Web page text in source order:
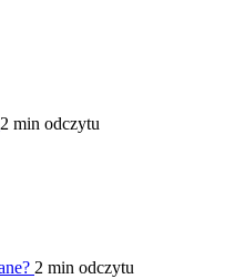
2 min odczytu
2 min odczytu